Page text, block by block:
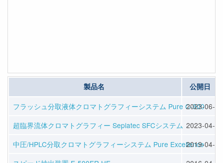
製品名 公開日
フラッシュ分取液体クロマトグラフィーシステム Pure C-900
2023-06-07
超臨界流体クロマトグラフィー Sepiatec SFCシステム 2023-04-14
中圧/HPLC分取クロマトグラフィーシステム Pure Excellence
2019-04-22